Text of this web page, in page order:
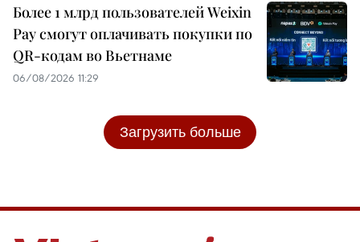
Более 1 млрд пользователей Weixin
Pay смогут оплачивать покупки по
QR-кодам во Вьетнаме
06/08/2026 11:29
Загрузить больше